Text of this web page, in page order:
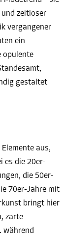
zeitloser
vergangener
ein
opulente
gestaltet
aus,
es die 20er-
die 50er-
70er-Jahre mit
bringt hier
zarte
während